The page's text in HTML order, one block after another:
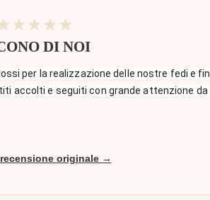
DI NOI
per la realizzazione delle nostre fedi e fin
accolti e seguiti con grande attenzione da
originale →